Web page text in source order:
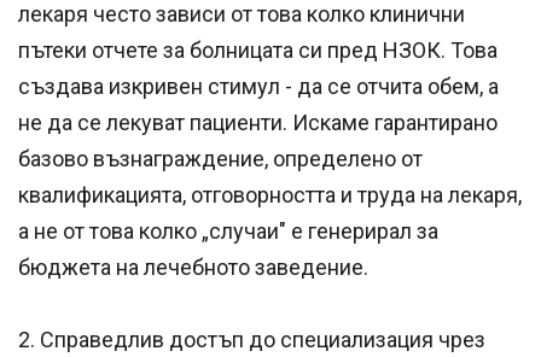
лекаря често зависи от това колко клинични
пътеки отчете за болницата си пред НЗОК. Това
създава изкривен стимул - да се отчита обем, а
не да се лекуват пациенти. Искаме гарантирано
базово възнаграждение, определено от
квалификацията, отговорността и труда на лекаря,
а не от това колко „случаи" е генерирал за
бюджета на лечебното заведение.
2. Справедлив достъп до специализация чрез